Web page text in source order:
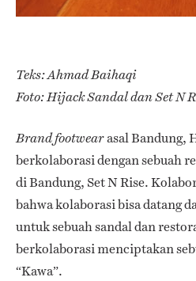
Teks: Ahmad Baihaqi
Foto: Hijack Sandal dan Set N
Brand footwearasal Bandung,
berkolaborasi dengan sebuah
di Bandung, Set N Rise.
bahwa kolaborasi bisa datang
untuk sebuah sandal dan
berkolaborasi menciptakan
“Kawa”.